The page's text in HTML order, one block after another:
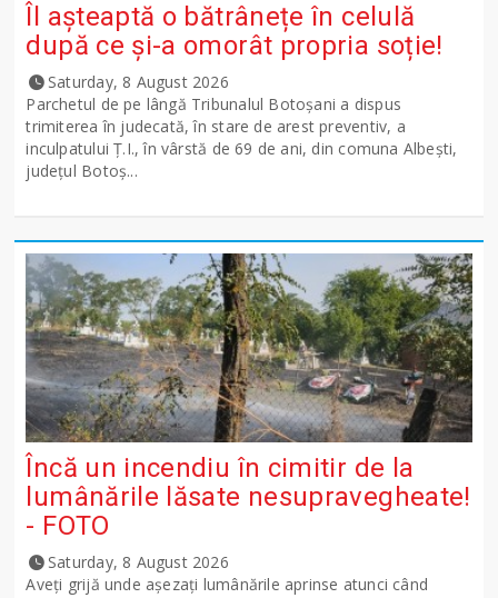
Îl așteaptă o bătrânețe în celulă
după ce și-a omorât propria soție!
Saturday, 8 August 2026
Parchetul de pe lângă Tribunalul Botoşani a dispus
trimiterea în judecată, în stare de arest preventiv, a
inculpatului Ț.I., în vârstă de 69 de ani, din comuna Albești,
județul Botoș...
Încă un incendiu în cimitir de la
lumânările lăsate nesupravegheate!
- FOTO
Saturday, 8 August 2026
Aveți grijă unde așezați lumânările aprinse atunci când